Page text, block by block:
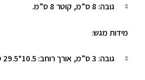
גובה: 8 ס”מ, קוטר 8 ס”מ.
מידות מגש:
גובה: 3 ס”מ, אורך רוחב: 10.5*29.5 ס”מ.